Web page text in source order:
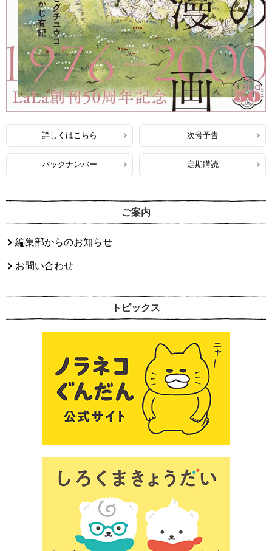
詳しくはこちら 次号予告
バックナンバー 定期購読
ご案内
編集部からのお知らせ
お問い合わせ
トピックス